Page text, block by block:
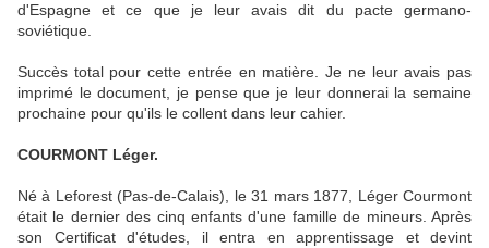
d'Espagne et ce que je leur avais dit du pacte germano-
soviétique.
Succès total pour cette entrée en matière. Je ne leur avais pas
imprimé le document, je pense que je leur donnerai la semaine
prochaine pour qu'ils le collent dans leur cahier.
COURMONT Léger.
Né à Leforest (Pas-de-Calais), le 31 mars 1877, Léger Courmont
était le dernier des cinq enfants d'une famille de mineurs. Après
son Certificat d'études, il entra en apprentissage et devint